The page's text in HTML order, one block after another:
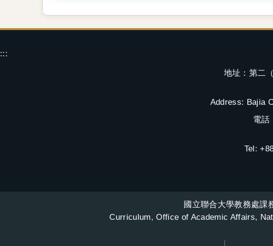
:::
地址：第二
Address: Bajia
電話
Tel:
國立聯合大學教務處課
Curriculum, Office of Academic Affairs,